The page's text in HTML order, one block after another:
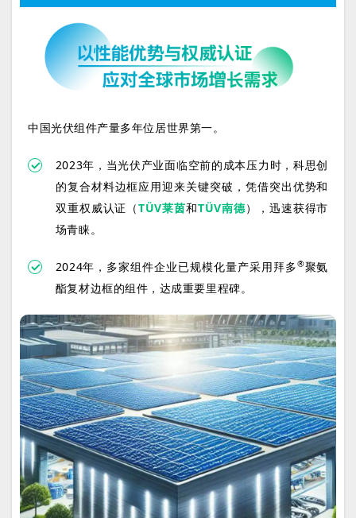
中国光伏组件产量多年位居世界第一。
2023年，当光伏产业面临空前的成本压力时，科思创
的复合材料边框应用迎来关键突破，凭借突出优势和
双重权威认证（TÜV莱茵和TÜV南德），迅速获得市
场青睐。
2024年，多家组件企业已规模化量产采用拜多®聚氨
酯复材边框的组件，达成重要里程碑。